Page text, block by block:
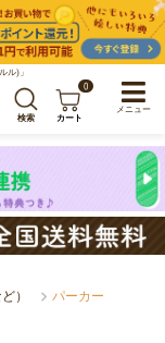
ル)」
検索
0
カート
） パーカー
メニュー